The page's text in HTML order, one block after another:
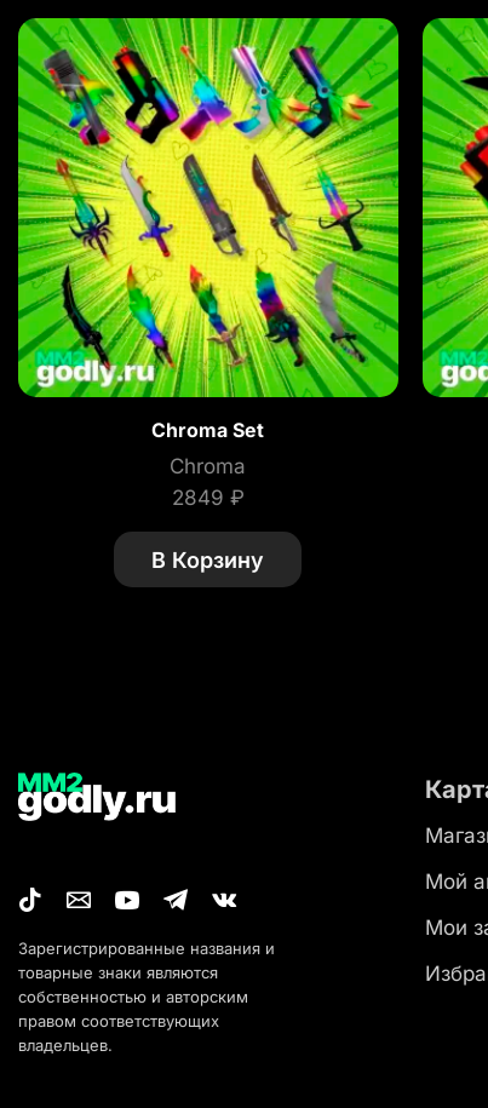
Chroma Set
Chroma
2849 ₽
В Корзину
Зарегистрированные названия и
товарные знаки являются
собственностью и авторским
правом соответствующих
владельцев.
Мой
Мои